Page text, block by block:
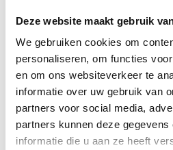
Deze website maakt gebruik
We gebruiken cookies om
personaliseren, om functies
en om ons websiteverkeer te
informatie over uw gebruik van
partners voor social media,
partners kunnen deze
informatie die u aan ze heeft
Purewhite
The Dylan W0831 Mid
Grey
€99,99 €69,99